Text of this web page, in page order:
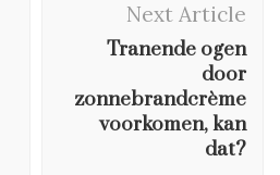
Next Article
Tranende ogen
door
zonnebrandcrème
voorkomen, kan
dat?